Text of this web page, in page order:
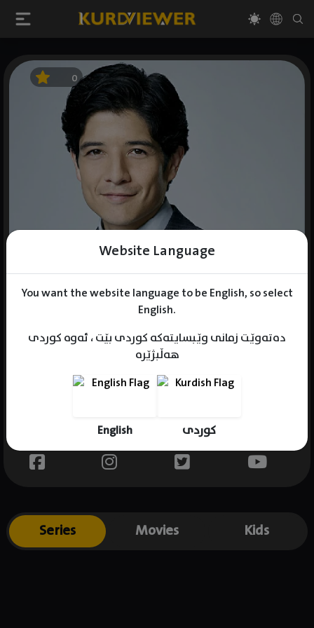
Website Language
You want the website language to be English, so select
English.
دەتەوێت زمانی وێبسایتەکە کوردی بێت ، ئەوە کوردی
هەڵبژێرە
English کوردی
0
Gender : male
Place of birth : UK
Series Movies Kids